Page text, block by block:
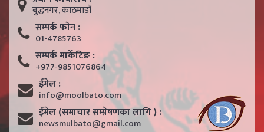
बुद्धनगर, काठमाडाैं
सम्पर्क फाेन :
01-4785763
सम्पर्क मार्केटिङ :
+977-9851076864
ईमेल :
info@moolbato.com
ईमेल (समाचार सम्प्रेषणका लागि ) :
newsmulbato@gmail.com